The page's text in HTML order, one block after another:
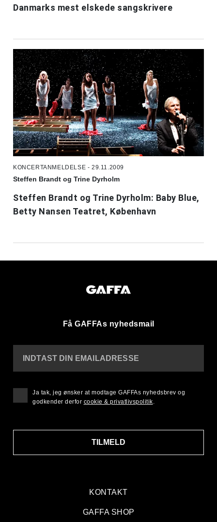
Danmarks mest elskede sangskrivere
KONCERTANMELDELSE - 29.11.2009
Steffen Brandt og Trine Dyrholm
Steffen Brandt og Trine Dyrholm: Baby Blue,
Betty Nansen Teatret, København
Få GAFFAs nyhedsmail
KONTAKT
GAFFA SHOP
INDTAST DIN EMAILADRESSE
TILMELD
Ja tak, jeg ønsker at modtage GAFFAs nyhedsbrev og
godkender derfor cookie & privatlivspolitik.